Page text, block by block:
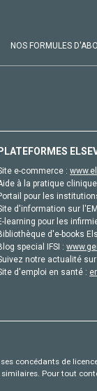
NOS FORMULES
PLATEFORMES
e-commerce :
à la pratique
pour les
d'information sur
learning pour les
d'e-books
special IFSI :
notre actualité
d'emploi en santé :
concédants de
Pour tout